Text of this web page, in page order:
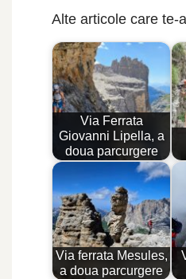
Alte articole care te-
Via Ferrata
Giovanni Lipella, a
doua parcurgere
Via ferrata Mesules,
a doua parcurgere